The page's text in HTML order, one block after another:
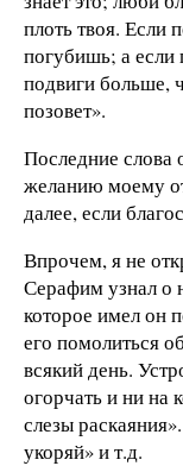
плоть твоя. Если
погубишь; а
подвиги больше,
позовет».
Последние слова
желанию моему
далее, если
Впрочем, я не
Серафим узнал о
которое имел он
его помолиться
всякий день.
огорчать и ни на
слезы
укоряй» и т.д.